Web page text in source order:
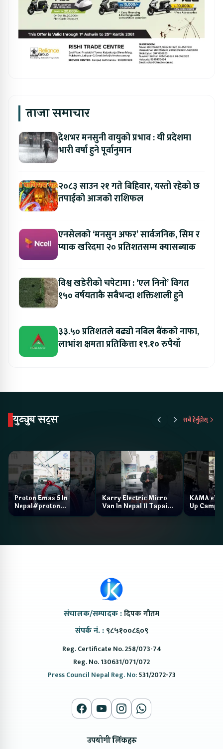
ताजा समाचार
देशभर मनसुनी वायुको प्रभाव : यी प्रदेशमा
भारी वर्षा हुने पूर्वानुमान
२०८३ साउन २१ गते बिहिवार, यस्तो रहेको छ
तपाईको आजको राशिफल
एनसेलको ‘मनसुन अफर’ सार्वजनिक, सिम र
प्याक खरिदमा २० प्रतिशतसम्म क्यासब्याक
विश्व खडेरीको चपेटामा : ‘एल निनो’ विगत
१५० वर्षयताकै सबैभन्दा शक्तिशाली हुने
३३.५० प्रतिशतले बढ्यो नबिल बैंकको नाफा,
लाभांश क्षमता प्रतिकित्ता १९.१० रुपैयाँ
युट्युब सट्स सबै हेर्नुहोस्
Proton Emas 5 In
Nepal#proton
#protonemas5#protonnepal#evcarnepal
Karry Electric Micro
Van In Nepal II Tapaiko
Bazar II Jankari
KAMA eV
Up Camp
संचालक/सम्पादक :दिपक गौतम
संपर्क नं. : ९८५१००८६०९
Reg. Certificate No. 258/073-74
Reg. No. 130631/071/072
Press Council Nepal Reg. No:531/2072-73
उपयोगी लिंकहरु